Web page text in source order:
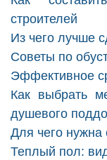
строителей
Из чего лучше
Советы по
Эффективное
Как выбрать
душевого
Для чего нужна
Теплый пол: